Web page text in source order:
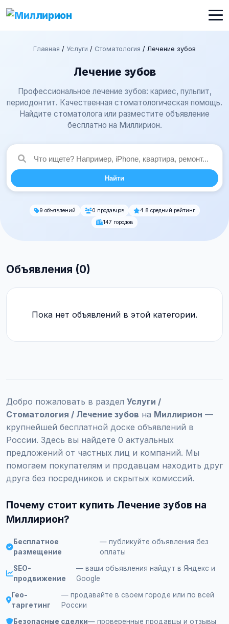
Главная / Услуги / Стоматология / Лечение зубов
Лечение зубов
Профессиональное лечение зубов: кариес, пульпит,
периодонтит. Качественная стоматологическая помощь.
Найдите стоматолога или разместите объявление
бесплатно на Миллирион.
Найти
9 объявлений 0 продавцов
4.8 средний рейтинг
147 городов
Объявления (0)
Пока нет объявлений в этой категории.
Добро пожаловать в раздел Услуги /
Стоматология / Лечение зубов на Миллирион —
крупнейшей бесплатной доске объявлений в
России. Здесь вы найдете 0 актуальных
предложений от частных лиц и компаний. Мы
помогаем покупателям и продавцам находить друг
друга без посредников и скрытых комиссий.
Почему стоит купить Лечение зубов на
Миллирион?
Бесплатное
размещение
— публикуйте объявления без
оплаты
SEO-
продвижение
— ваши объявления найдут в Яндекс и
Google
Гео-
таргетинг
— продавайте в своем городе или по всей
России
Безопасные сделки— проверенные продавцы и отзывы